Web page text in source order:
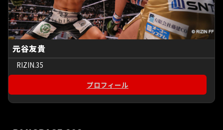
元谷友貴
RIZIN.35
プロフィール